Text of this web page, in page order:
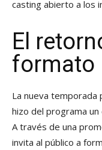
casting abierto a los
El
formato
La nueva temporada
hizo del programa
A través de una
invita al público a